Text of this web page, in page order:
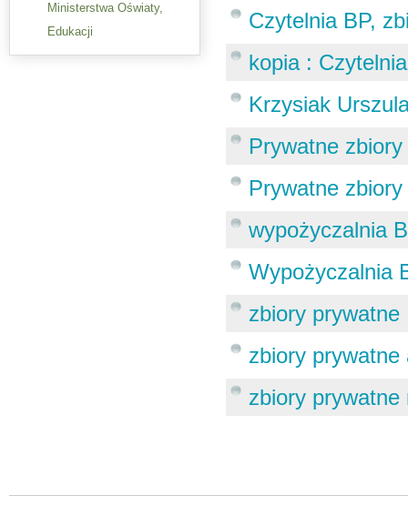
Ministerstwa Oświaty,
Edukacji
Czytelnia BP,
kopia :
Krzysiak
Prywatne
Prywatne
wypożyczalnia
Wypożyczalnia
zbiory prywatne
zbiory prywatne
zbiory